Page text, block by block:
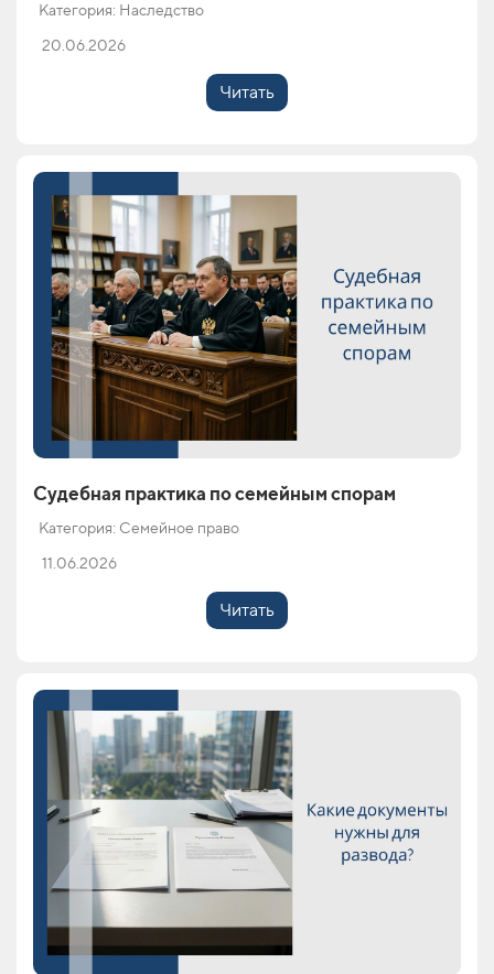
Категория: Наследство
20.06.2026
Читать
Судебная практика по семейным спорам
Категория: Семейное право
11.06.2026
Читать